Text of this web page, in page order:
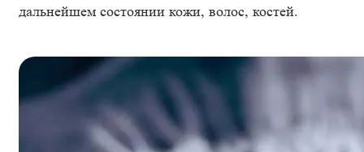
дальнейшем состоянии кожи, волос, костей.